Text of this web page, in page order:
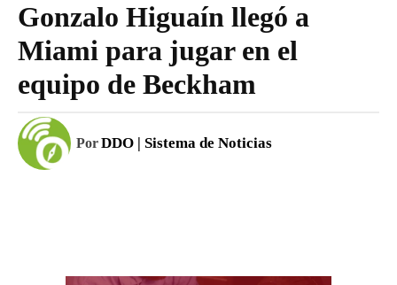
Gonzalo Higuaín llegó a
Miami para jugar en el
equipo de Beckham
PorDDO | Sistema de Noticias